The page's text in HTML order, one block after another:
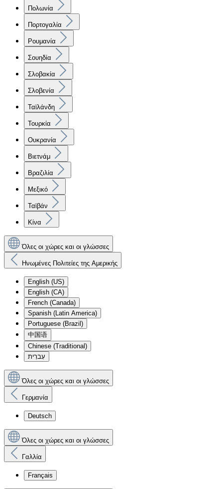
Πολωνία
Πορτογαλία
Ρουμανία
Σουηδία
Σλοβακία
Σλοβενία
Ταϊλάνδη
Τουρκία
Ουκρανία
Βιετνάμ
Βραζιλία
Μεξικό
Ταϊβάν
Κίνα
Όλες οι χώρες και οι γλώσσες
Ηνωμένες Πολιτείες της Αμερικής
English (US)
English (CA)
French (Canada)
Spanish (Latin America)
Portuguese (Brazil)
中国语
Chinese (Traditional)
עִברִית
Όλες οι χώρες και οι γλώσσες
Γερμανία
Deutsch
Όλες οι χώρες και οι γλώσσες
Γαλλία
Français